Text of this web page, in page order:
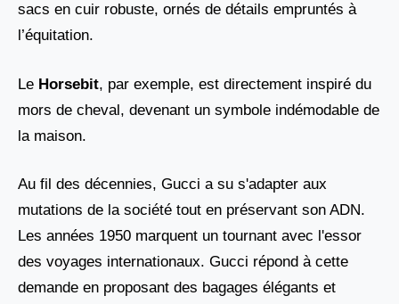
sacs en cuir robuste, ornés de détails empruntés à
l’équitation.
Le Horsebit, par exemple, est directement inspiré du
mors de cheval, devenant un symbole indémodable de
la maison.
Au fil des décennies, Gucci a su s'adapter aux
mutations de la société tout en préservant son ADN.
Les années 1950 marquent un tournant avec l'essor
des voyages internationaux. Gucci répond à cette
demande en proposant des bagages élégants et